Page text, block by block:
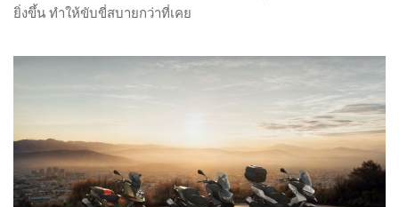
ยิ่งขึ้น ทำให้ขับขี่สบายกว่าที่เคย